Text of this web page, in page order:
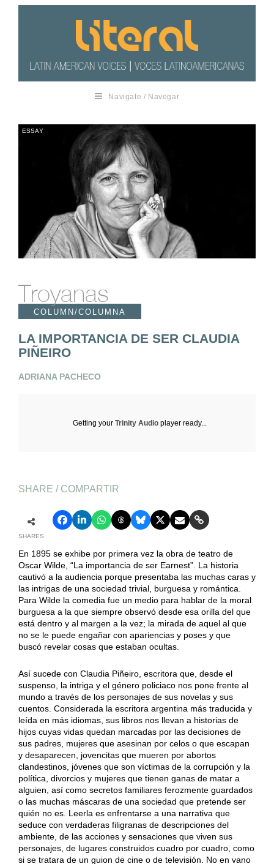
Navigate / Navegar
ESSAY
Troyanas
COLUMN/COLUMNA
LA IMPORTANCIA DE SER CLAUDIA
PIÑEIRO
ADRIANA PACHECO
Getting yourTrinity Audio player ready...
SHARE / COMPARTIR
SHARES
En 1895 se exhibe por primera vez la obra de teatro de
Oscar Wilde, “La importancia de ser Earnest”. La historia
cautivó a la audiencia porque presentaba las muchas caras y
las intrigas de una sociedad trivial, burguesa y romántica.
Para Wilde la comedia fue un medio para hablar de la moral
burguesa a la que siempre observó desde esa orilla del que
está dentro y al margen a la vez; la mirada de aquel al que
no se le puede engañar con apariencias y poses y que
buscó revelar cosas que estaban ocultas.
Así sucede con Claudia Piñeiro, escritora que, desde el
suspenso, la intriga y el género policiaco nos pone frente al
mundo a través de los personajes de sus novelas y sus
cuentos. Considerada la escritora argentina más traducida y
leída en más idiomas, sus libros nos llevan a historias de
hijos cuyas vidas quedan marcadas por las decisiones de
sus padres, mujeres que asesinan por celos o que escapan
y desaparecen, jovencitas que mueren por abortos
clandestinos, jóvenes que son víctimas de la corrupción y la
política, divorcios y mujeres que tienen ganas de matar a
alguien, así como secretos familiares ferozmente guardados
o las muchas máscaras de una sociedad que pretende ser
quién no es. Leerla es enfrentarse a una narrativa que
seduce con verdaderas filigranas de descripciones del
ambiente, de las acciones y sensaciones que viven sus
personajes, de lugares construidos cuadro por cuadro, como
si se tratara de un guion de cine o de televisión. No en vano